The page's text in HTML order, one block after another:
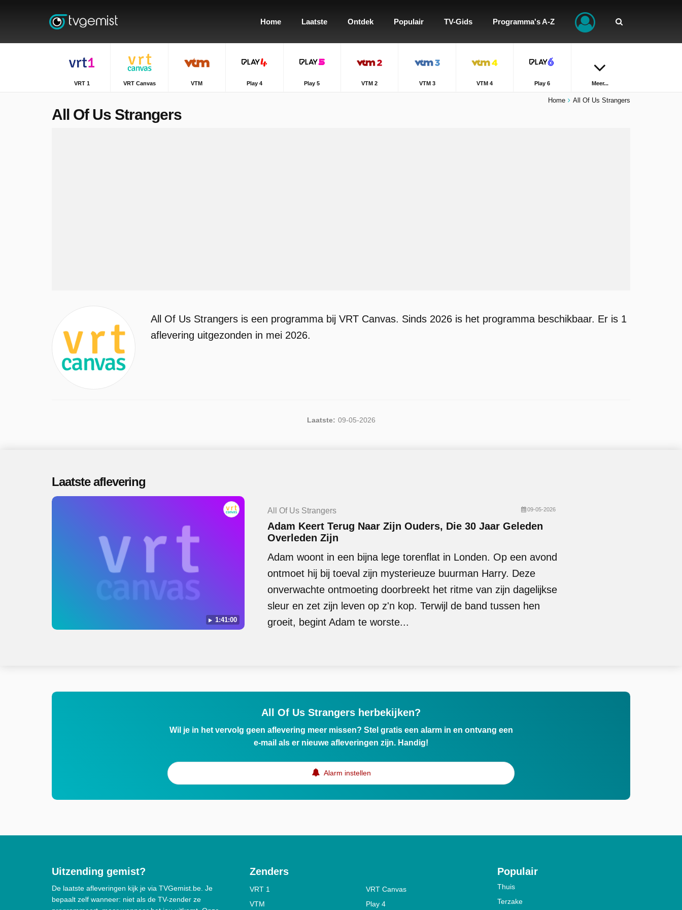
Home Laatste Ontdek Populair TV-Gids Programma's A-Z
VRT 1 VRT Canvas VTM Play 4 Play 5 VTM 2 VTM 3 VTM 4 Play 6 Meer...
Home All Of Us Strangers
All Of Us Strangers
All Of Us Strangers is een programma bij VRT Canvas. Sinds 2026 is het programma beschikbaar. Er is 1
aflevering uitgezonden in mei 2026.
Laatste: 09-05-2026
Laatste aflevering
1:41:00
All Of Us Strangers 09-05-2026
Adam Keert Terug Naar Zijn Ouders, Die 30 Jaar Geleden
Overleden Zijn
Adam woont in een bijna lege torenflat in Londen. Op een avond
ontmoet hij bij toeval zijn mysterieuze buurman Harry. Deze
onverwachte ontmoeting doorbreekt het ritme van zijn dagelijkse
sleur en zet zijn leven op z'n kop. Terwijl de band tussen hen
groeit, begint Adam te worste...
All Of Us Strangers herbekijken?
Wil je in het vervolg geen aflevering meer missen? Stel gratis een alarm in en ontvang een
e-mail als er nieuwe afleveringen zijn. Handig!
Alarm instellen
Uitzending gemist?
De laatste afleveringen kijk je via TVGemist.be. Je
bepaalt zelf wanneer: niet als de TV-zender ze
Zenders
VRT 1
VRT Canvas
VTM
Play 4
Populair
Thuis
Terzake